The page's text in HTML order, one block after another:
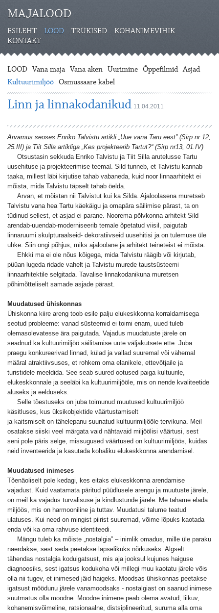
MAJALOOD
ESILEHT LOOD TRÜKISED
KOHANIMEVIHIK
KONTAKT
LOOD Vana maja Vana aken Uurimine Õppefilmid Asjad
Kultuurimiljöö Osmussaare kabel
Linn ja linnakodanikud 11.04.2011
Arvamus seoses Enriko Talvistu artikli „Uue vana Taru eest” (Sirp nr 12,
25.III) ja Tiit Silla artikliga „Kes projekteerib Tartut?“ (Sirp nr13, 01.IV)
Otsustasin sekkuda Enriko Talvistu ja Tiit Silla arutelusse Tartu
uusehituse ja projekteerimise teemal. Sild tunneb, et Talvistu kannab
taaka, millest läbi kirjutise tahab vabaneda, kuid noor linnaarhitekt ei
mõista, mida Talvistu täpselt tahab öelda.
Arvan, et mõistan nii Talvistut kui ka Silda. Ajaloolasena muretseb
Talvistu vana hea Tartu käekäigu ja omapära säilimise pärast, ta on
tüdinud sellest, et asjad ei parane. Noorema põlvkonna arhitekt Sild
arendab-uuendab-moderniseerib temale õpetatud viisil, paigutab
linnaruumi skulpturaalseid- dekoratiivseid uusehitisi ja on tulemuse üle
uhke. Siin ongi põhjus, miks ajaloolane ja arhitekt teineteist ei mõista.
Ehkki ma ei ole nõus kõigega, mida Talvistu räägib või kirjutab,
püüan lugeda ridade vahelt ja Talvistu murede taustsüsteemi
linnaarhitektile selgitada. Tavalise linnakodanikuna muretsen
põhimõtteliselt samade asjade pärast.
Muudatused ühiskonnas
Ühiskonna kiire areng toob esile palju elukeskkonna korraldamisega
seotud probleeme: vanad süsteemid ei toimi enam, uued tuleb
olemasolevatesse ära paigutada. Vajadus muudatuste järele on
seadnud ka kultuurimiljöö säilitamise uute väljakutsete ette. Juba
praegu konkureerivad linnad, külad ja vallad suuremal või vähemal
määral atraktiivsuses, et rohkem oma elanikele, ettevõtjaile ja
turistidele meeldida. See seab suured ootused paiga kultuurile,
elukeskkonnale ja seeläbi ka kultuurimiljööle, mis on nende kvaliteetide
aluseks ja eelduseks.
Selle tõestuseks on juba toimunud muutused kultuurimiljöö
käsitluses, kus üksikobjektide väärtustamiselt
ja kaitsmiselt on tähelepanu suunatud kultuurimiljööle tervikuna. Meil
osatakse siiski veel märgata vaid nähtavaid miljöölisi väärtusi, sest
seni pole päris selge, missugused väärtused on kultuurimiljöös, kuidas
neid inventeerida ja kasutada kohaliku elukeskkonna arendamisel.
Muudatused inimeses
Tõenäoliselt pole kedagi, kes eitaks elukeskkonna arendamise
vajadust. Kuid vaatamata päritud püüdlusele arengu ja muutuste järele,
on meil ka vajadus turvalisuse ja kindlustunde järele. Me tahame elada
miljöös, mis on harmooniline ja tuttav. Muudatusi talume teatud
ulatuses. Kui need on mingist piirist suuremad, võime lõpuks kaotada
enda või ka oma rahvuse identiteedi.
Mängu tuleb ka mõiste „nostalgia” – inimlik omadus, mille üle paraku
naerdakse, sest seda peetakse lapselikuks nõrkuseks. Algselt
tähendas nostalgia koduigatsust, mis aja jooksul kujunes haiguse
diagnoosiks, sest igatsus kodukoha või millegi muu kaotatu järele võis
olla nii tugev, et inimesed jäid haigeks. Moodsas ühiskonnas peetakse
igatsust möödunu järele vanamoodsaks - nostalgiast on saanud inimese
suutmatus olla moodne. Moodne inimene peab olema avatud, liikuv,
kohanemisvõimeline, ratsionaalne, distsiplineeritud, suruma alla oma